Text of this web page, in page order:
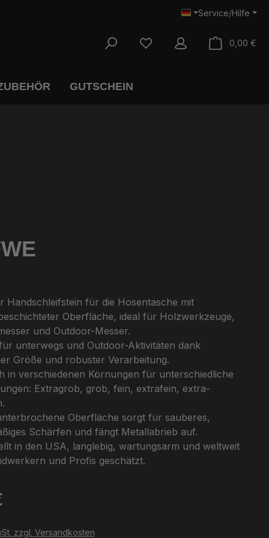
Service/Hilfe
0,00 €
GUTSCHEIN
Handschleifstein für die Hosentasche mit
Oberfläche, ideal für Holzwerkzeuge,
und Outdoor-Messer.
unterwegs und Outdoor-Aktivitäten dank
Größe und robuster Verarbeitung.
in verschiedenen Körnungen für unterschiedliche
Extragrob, grob, fein, extrafein, extra-
Oberfläche sorgt für sauberes,
Schärfen und fängt Metallabrieb auf.
in den USA, langlebig, wartungsarm und weltweit
und Profis geschätzt.
zzgl. Versandkosten